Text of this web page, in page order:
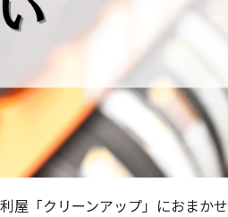
屋「クリーンアップ」におまかせ